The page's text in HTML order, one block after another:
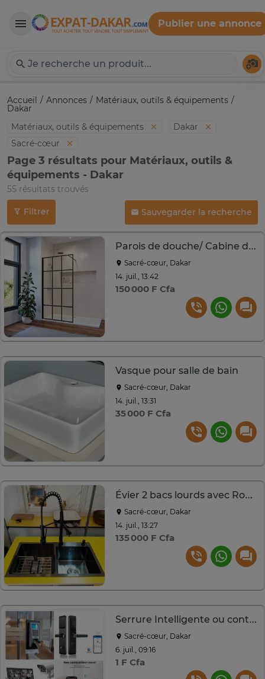
Expat-Dakar
Publier une annonce
Accueil Annonces Matériaux, outils & équipements
Dakar
Matériaux, outils & équipements
Dakar
Sacré-cœur
Page 3 résultats pour Matériaux, outils &
équipements - Dakar
55 résultats trouvés
Filtrer Sauvegarder la recherche
Parois de douche/ Cabine de Douche
Sacré-cœur, Dakar
14. juil., 13:42
150 000 F Cfa
Vasque pour salle de bain
Sacré-cœur, Dakar
14. juil., 13:31
35 000 F Cfa
Évier 2 bacs lourds avec Robinet extractible
Sacré-cœur, Dakar
14. juil., 13:27
135 000 F Cfa
Serrure Intelligente ou contrôle d'accès
Sacré-cœur, Dakar
6. juil., 09:16
1 F Cfa